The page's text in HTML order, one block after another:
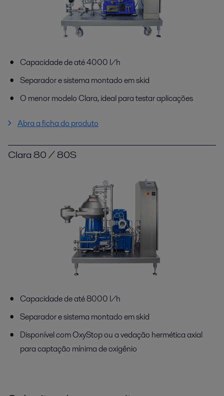
Capacidade de até 4000 l/h
Separador e sistema montado em skid
O menor modelo Clara, ideal para testar aplicações
Abra a ficha do produto
Clara 80 / 80S
Capacidade de até 8000 l/h
Separador e sistema montado em skid
Disponível com OxyStop ou a vedação hermética axial
para captação mínima de oxigênio